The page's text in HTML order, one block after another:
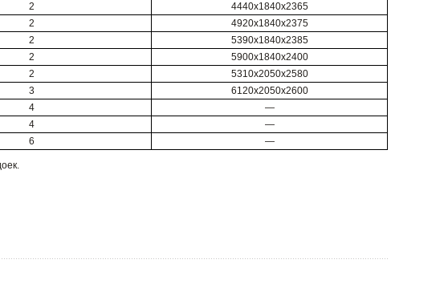
2
4440х1840х2365
2
4920х1840х2375
2
5390х1840х2385
2
5900х1840х2400
2
5310х2050х2580
3
6120х2050х2600
4
—
4
—
6 —